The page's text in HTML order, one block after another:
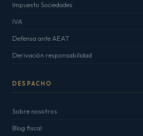
Impuesto Sociedades
IVA
Defensa ante AEAT
Derivación responsabilidad
DESPACHO
Sobre nosotros
Blog fiscal